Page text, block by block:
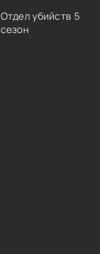
Отдел убийств 5
сезон